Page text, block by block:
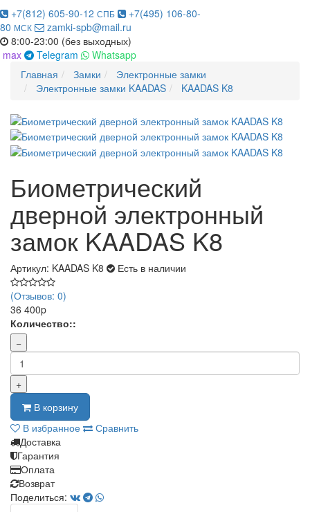
+7(812) 605-90-12 СПБ
+7(495) 106-80-
80 МСК
zamki-spb@mail.ru
8:00-23:00 (без выходных)
max
Telegram
Whatsapp
Главная
Замки
Электронные замки
Электронные замки KAADAS
KAADAS K8
Биометрический
дверной электронный
замок KAADAS K8
Артикул: KAADAS K8
Есть в наличии
(Отзывов: 0)
36 400p
Количество::
−
+
В корзину
В избранное
Сравнить
Доставка
Гарантия
Оплата
Возврат
Поделиться: